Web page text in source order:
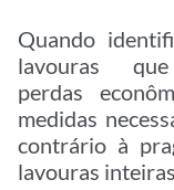
Quando
lavouras
perdas
medidas
contrário à
lavouras